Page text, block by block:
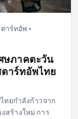
าร์ทอัพ
ษภาคตะวัน
ตาร์ทอัพไทย
ทยกำลังก้าวจาก
สร้างใหม่ การ